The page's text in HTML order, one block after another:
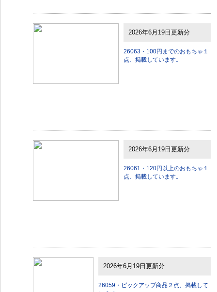
2026年6月19日更新分
26063・100円までのおもちゃ１
点、掲載しています。
2026年6月19日更新分
26061・120円以上のおもちゃ１
点、掲載しています。
2026年6月19日更新分
26059・ピックアップ商品２点、掲載して